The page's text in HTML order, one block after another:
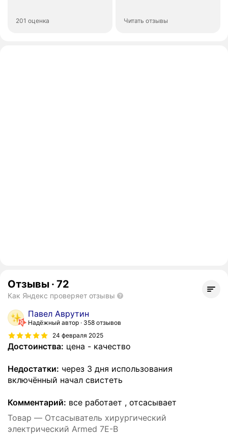
201 оценка Читать отзывы
Отзывы · 72
Как Яндекс проверяет отзывы
Павел Аврутин
Надёжный автор
358 отзывов
24 февраля 2025
Достоинства: цена - качество
Недостатки: через 3 дня использования
включённый начал свистеть
Комментарий: все работает , отсасывает
Товар — Отсасыватель хирургический
электрический Armed 7Е-В